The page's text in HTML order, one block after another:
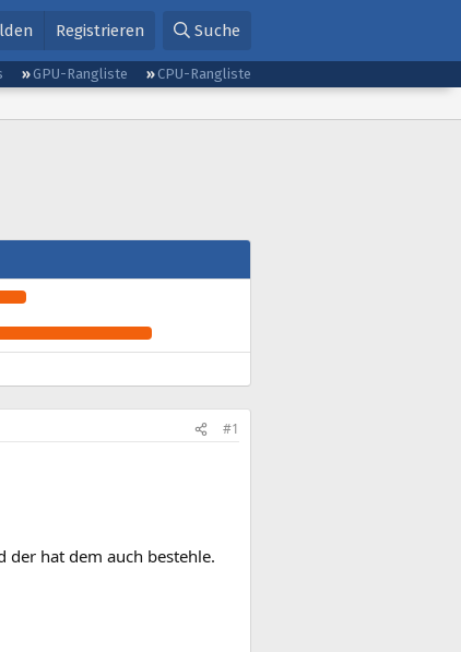
Registrieren Suche
GPU-Rangliste
CPU-Rangliste
#1
der hat dem auch bestehle.